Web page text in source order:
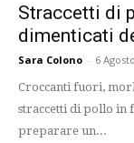
Straccetti di
dimenticati
Sara Colono - 6
Croccanti fuori,
straccetti di pollo in
preparare un...